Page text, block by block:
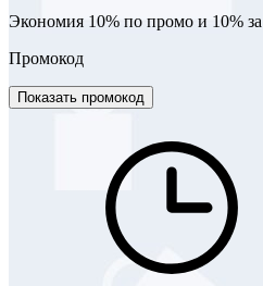
Экономия 10% по промо и 10%
Промокод
Показать промокод